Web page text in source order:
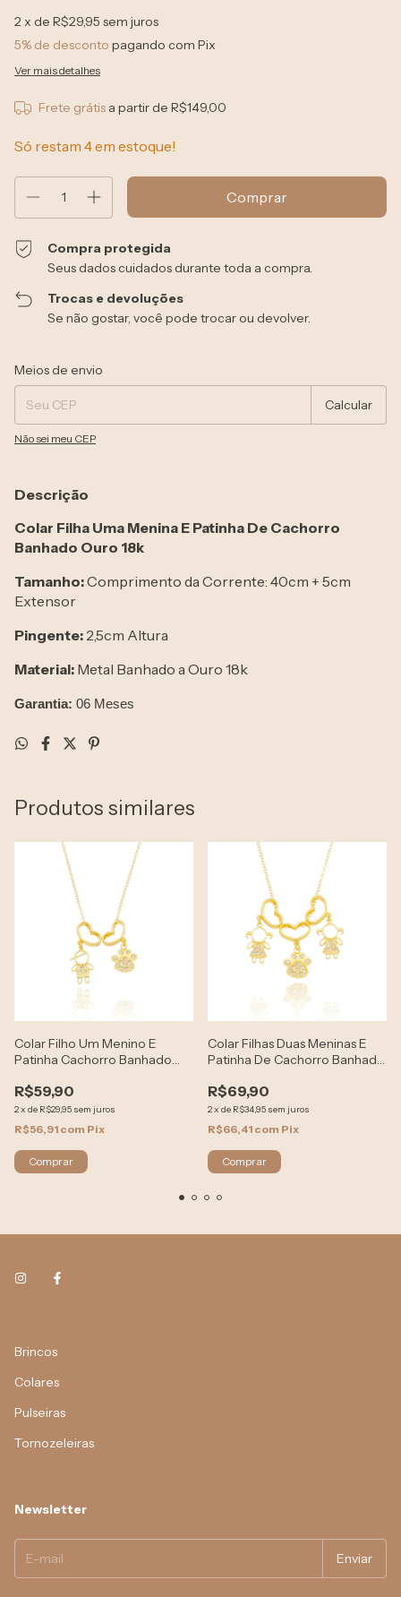
2x de R$29,95 sem juros
5% de desconto pagando com Pix
Ver mais detalhes
Frete grátis a partir de R$149,00
Só restam 4em estoque!
Compra protegida
Seus dados cuidados durante toda a compra.
Trocas e devoluções
Se não gostar, você pode trocar ou devolver.
Entregas para o CEP:
Meios de envio
Calcular
Não sei meu CEP
Descrição
Colar Filha Uma Menina E Patinha De Cachorro
Banhado Ouro 18k
Tamanho:Comprimento da Corrente: 40cm + 5cm
Extensor
Pingente: 2,5cm Altura
Material: Metal Banhado a Ouro 18k
Garantia: 06 Meses
Produtos similares
Colar Filho Um Menino E
Patinha Cachorro Banhado
R$59,90
2x de R$29,95 sem juros
R$56,91 com Pix
Colar Filhas Duas Meninas E
Patinha De Cachorro Banhado
R$69,90
2x de R$34,95 sem juros
R$66,41 com Pix
Brincos
Colares
Pulseiras
Tornozeleiras
Newsletter